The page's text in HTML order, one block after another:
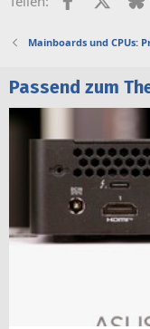
Mainboards und CPUs:
Passend zum